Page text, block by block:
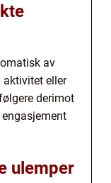
av
aktivitet eller
derimot
ulemper